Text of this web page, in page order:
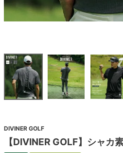
DIVINER GOLF
【DIVINER GOLF】シャカ